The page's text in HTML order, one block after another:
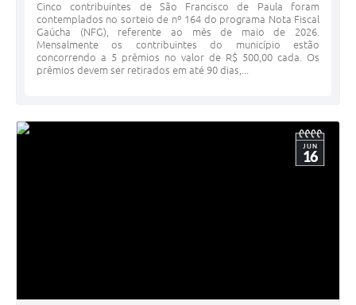
Cinco contribuintes de São Francisco de Paula foram
contemplados no sorteio de nº 164 do programa Nota Fiscal
Gaúcha (NFG), referente ao mês de maio de 2026.
Mensalmente os contribuintes do município estão
concorrendo a 5 prêmios no valor de R$ 500,00 cada. Os
prêmios devem ser retirados em até 90 dias,...
JUN
16